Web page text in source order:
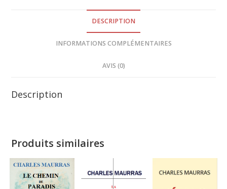
DESCRIPTION
INFORMATIONS COMPLÉMENTAIRES
AVIS (0)
Description
Produits similaires